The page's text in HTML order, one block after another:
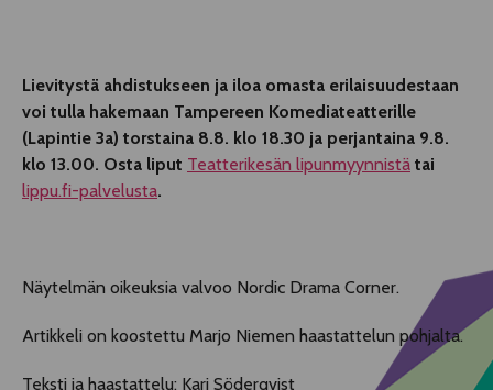
Lievitystä ahdistukseen ja iloa omasta erilaisuudestaan
voi tulla hakemaan Tampereen Komediateatterille
(Lapintie 3a) torstaina 8.8. klo 18.30 ja perjantaina 9.8.
klo 13.00. Osta liput Teatterikesän lipunmyynnistä tai
lippu.fi-palvelusta.
Näytelmän oikeuksia valvoo Nordic Drama Corner.
Artikkeli on koostettu Marjo Niemen haastattelun pohjalta.
Teksti ja haastattelu: Kari Söderqvist